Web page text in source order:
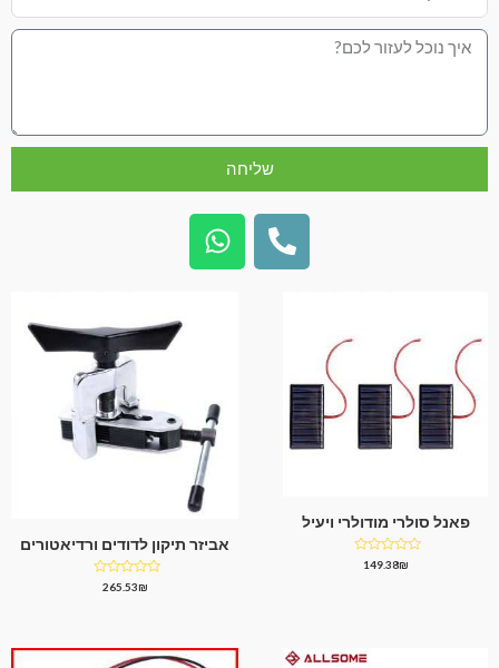
שליחה
פאנל סולרי מודולרי ויעיל
דורג149.38₪
אביזר תיקון לדודים ורדיאטורים
דורג265.53₪